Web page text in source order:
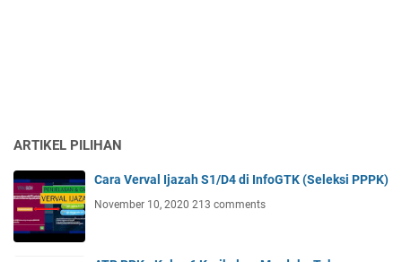
ARTIKEL PILIHAN
Cara Verval Ijazah S1/D4 di InfoGTK (Seleksi PPPK)
November 10, 2020 213 comments